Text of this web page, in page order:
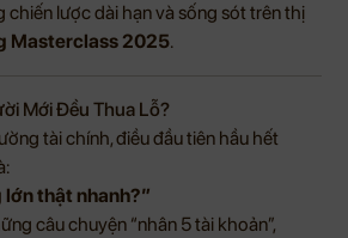
chiến lược dài hạn và sống sót trên thị
Masterclass 2025.
Mới Đều Thua Lỗ?
tài chính, điều đầu tiên hầu hết
lớn thật nhanh?”
câu chuyện “nhân 5 tài khoản”,